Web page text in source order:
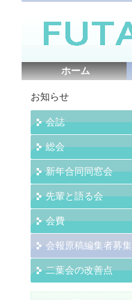
ホーム
お知らせ
会誌
総会
新年合同同窓会
先輩と語る会
会費
会報原稿編集者募集
二葉会の改善点